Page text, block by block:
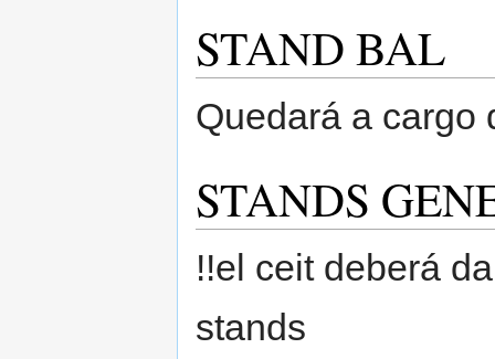
STAND BAL
Quedará a cargo
STANDS
!!el ceit deberá
stands